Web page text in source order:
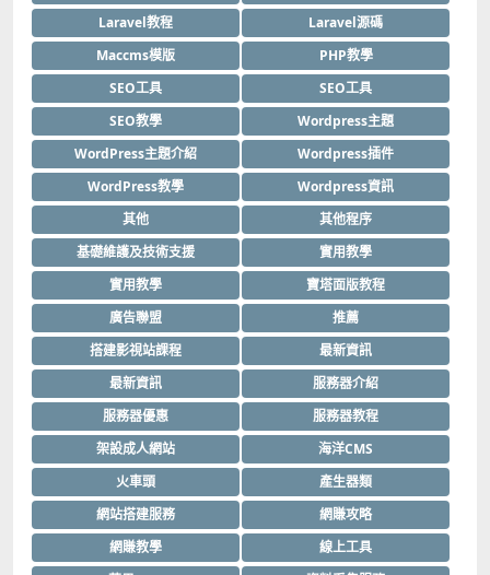
Laravel教程
Laravel源碼
Maccms模版
PHP教學
SEO工具
SEO工具
SEO教學
Wordpress主題
WordPress主題介紹
Wordpress插件
WordPress教學
Wordpress資訊
其他
其他程序
基礎維護及技術支援
實用教學
實用教學
寶塔面版教程
廣告聯盟
推薦
搭建影視站課程
最新資訊
最新資訊
服務器介紹
服務器優惠
服務器教程
架設成人網站
海洋CMS
火車頭
產生器類
網站搭建服務
網賺攻略
網賺教學
線上工具